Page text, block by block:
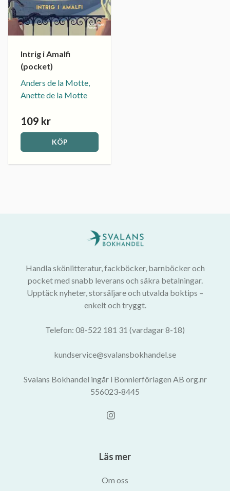
Intrig i Amalfi
(pocket)
Anders de la Motte,
Anette de la Motte
109 kr
KÖP
Handla skönlitteratur, fackböcker, barnböcker och
pocket med snabb leverans och säkra betalningar.
Upptäck nyheter, storsäljare och utvalda boktips –
enkelt och tryggt.
Telefon: 08-522 181 31 (vardagar 8-18)
kundservice@svalansbokhandel.se
Svalans Bokhandel ingår i Bonnierförlagen AB org.nr
556023-8445
Läs mer
Om oss